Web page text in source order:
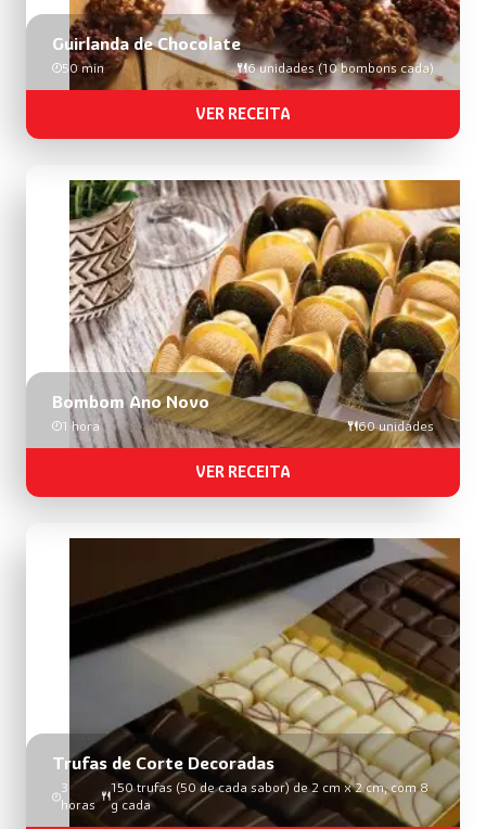
Guirlanda de Chocolate
50 min 6 unidades (10 bombons cada)
VER RECEITA
Bombom Ano Novo
1 hora 60 unidades
VER RECEITA
Trufas de Corte Decoradas
3
horas
150 trufas (50 de cada sabor) de 2 cm x 2 cm, com 8
g cada